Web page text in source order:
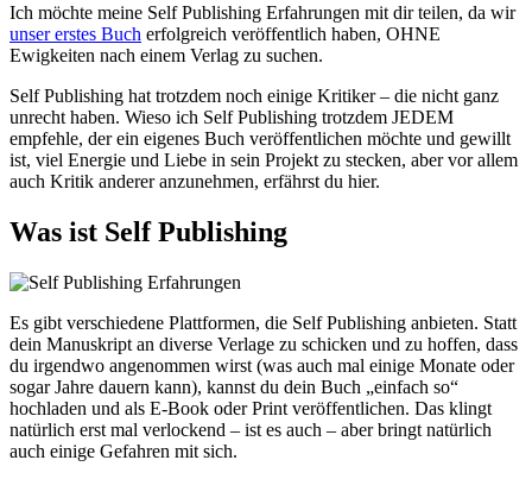
Ich möchte meine Self Publishing Erfahrungen mit dir teilen, da wir
unser erstes Buch erfolgreich veröffentlich haben, OHNE
Ewigkeiten nach einem Verlag zu suchen.
Self Publishing hat trotzdem noch einige Kritiker – die nicht ganz
unrecht haben. Wieso ich Self Publishing trotzdem JEDEM
empfehle, der ein eigenes Buch veröffentlichen möchte und gewillt
ist, viel Energie und Liebe in sein Projekt zu stecken, aber vor allem
auch Kritik anderer anzunehmen, erfährst du hier.
Was ist Self Publishing
Es gibt verschiedene Plattformen, die Self Publishing anbieten. Statt
dein Manuskript an diverse Verlage zu schicken und zu hoffen, dass
du irgendwo angenommen wirst (was auch mal einige Monate oder
sogar Jahre dauern kann), kannst du dein Buch „einfach so“
hochladen und als E-Book oder Print veröffentlichen. Das klingt
natürlich erst mal verlockend – ist es auch – aber bringt natürlich
auch einige Gefahren mit sich.